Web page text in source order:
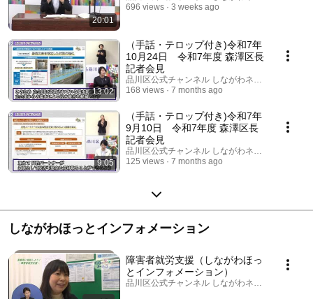
20:01
696 views
3 weeks ago
13:02
（手話・テロップ付き)令和7年
10月24日 令和7年度 森澤区長
記者会見
品川区公式チャンネル しながわネットTV
168 views
7 months ago
9:05
（手話・テロップ付き)令和7年
9月10日 令和7年度 森澤区長
記者会見
品川区公式チャンネル しながわネットTV
125 views
7 months ago
しながわほっとインフォメーション
障害者就労支援（しながわほっ
とインフォメーション）
品川区公式チャンネル しながわネットTV ·